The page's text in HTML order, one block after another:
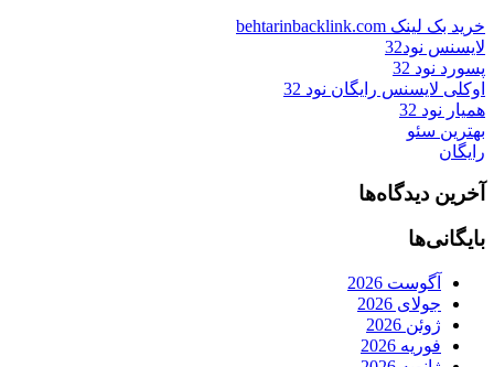
خرید بک لینک behtarinbacklink.com
لایسنس نود32
پسورد نود 32
اوکلی لایسنس رایگان نود 32
همیار نود 32
بهترین سئو
رایگان
آخرین دیدگاه‌ها
بایگانی‌ها
آگوست 2026
جولای 2026
ژوئن 2026
فوریه 2026